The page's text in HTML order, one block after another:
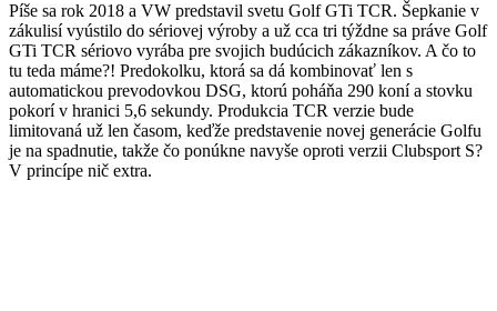
Píše sa rok 2018 a VW predstavil svetu Golf GTi TCR. Šepkanie v
zákulisí vyústilo do sériovej výroby a už cca tri týždne sa práve Golf
GTi TCR sériovo vyrába pre svojich budúcich zákazníkov. A čo to
tu teda máme?! Predokolku, ktorá sa dá kombinovať len s
automatickou prevodovkou DSG, ktorú poháňa 290 koní a stovku
pokorí v hranici 5,6 sekundy. Produkcia TCR verzie bude
limitovaná už len časom, keďže predstavenie novej generácie Golfu
je na spadnutie, takže čo ponúkne navyše oproti verzii Clubsport S?
V princípe nič extra.